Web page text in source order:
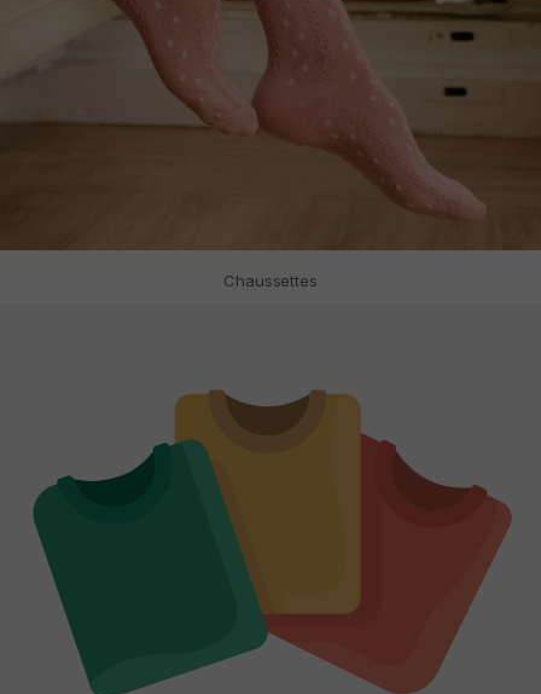
Chaussettes